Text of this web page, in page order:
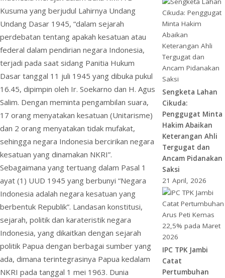
Kusuma yang berjudul Lahirnya Undang
Undang Dasar 1945, “dalam sejarah
perdebatan tentang apakah kesatuan atau
federal dalam pendirian negara Indonesia,
terjadi pada saat sidang Panitia Hukum
Dasar tanggal 11 juli 1945 yang dibuka pukul
16.45, dipimpin oleh Ir. Soekarno dan H. Agus
Salim. Dengan meminta pengambilan suara,
17 orang menyatakan kesatuan (Unitarisme)
dan 2 orang menyatakan tidak mufakat,
sehingga negara Indonesia bercirikan negara
kesatuan yang dinamakan NKRI”.
Sebagaimana yang tertuang dalam Pasal 1
ayat (1) UUD 1945 yang berbunyi “Negara
Indonesia adalah negara kesatuan yang
berbentuk Republik”. Landasan konstitusi,
sejarah, politik dan karateristik negara
Indonesia, yang dikaitkan dengan sejarah
politik Papua dengan berbagai sumber yang
ada, dimana terintegrasinya Papua kedalam
NKRI pada tanggal 1 mei 1963. Dunia
Sengketa Lahan
Cikuda:
Penggugat Minta
Hakim Abaikan
Keterangan Ahli
Tergugat dan
Ancam Pidanakan
Saksi
21 April, 2026
IPC TPK Jambi
Catat
Pertumbuhan